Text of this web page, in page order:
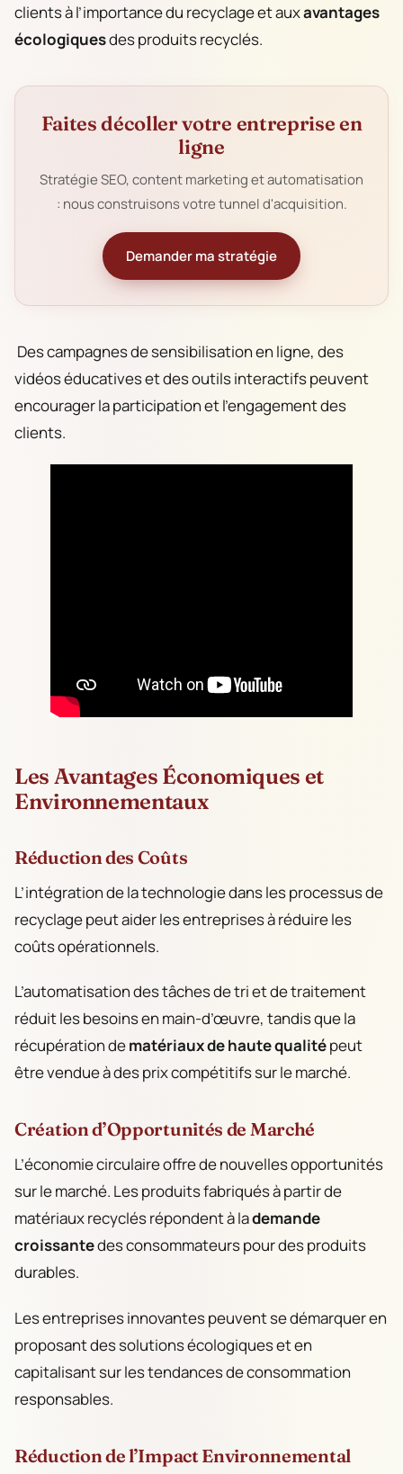
clients à l’importance du recyclage et auxavantages
écologiquesdes produits recyclés.
Faites décoller votre entreprise en
ligne
Stratégie SEO, content marketing et automatisation
: nous construisons votre tunnel d'acquisition.
Demander ma stratégie
Des campagnes de sensibilisation en ligne, des
vidéos éducatives et des outils interactifs peuvent
encourager la participation et l’engagement des
clients.
Les Avantages Économiques et
Environnementaux
Réduction des Coûts
L’intégration de la technologie dans les processus de
recyclage peut aider les entreprises à réduire les
coûts opérationnels.
L’automatisation des tâches de tri et de traitement
réduit les besoins en main-d’œuvre, tandis que la
récupération dematériaux de haute qualitépeut
être vendue à des prix compétitifs sur le marché.
Création d’Opportunités de Marché
L’économie circulaire offre de nouvelles opportunités
sur le marché. Les produits fabriqués à partir de
matériaux recyclés répondent à lademande
croissantedes consommateurs pour des produits
durables.
Les entreprises innovantes peuvent se démarquer en
proposant des solutions écologiques et en
capitalisant sur les tendances de consommation
responsables.
Réduction de l’Impact Environnemental